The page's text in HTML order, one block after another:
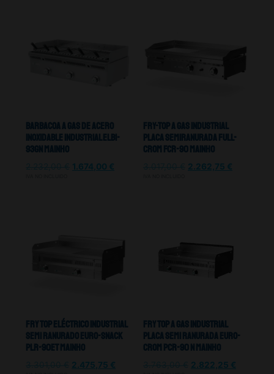
Barbacoa A Gas De Acero
Inoxidable Industrial ELBI-
93GN Mainho
1.674,00 €
Fry-top A Gas Industrial
Placa Semiranurada Full-
Crom FCR-90 Mainho
2.262,75 €
Fry top Eléctrico Industrial
Semi Ranurado Euro-Snack
PLR-90ET Mainho
2.475,75 €
Fry Top A Gas Industrial
Placa Semi Ranurada Euro-
Crom Pcr-90 N Mainho
2.822,25 €